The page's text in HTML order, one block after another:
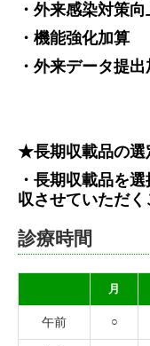
・外来感染対策
・機能強化加算
・外来データ提
★長期収載品の選
・長期収載品を
収させていただく
診療時間
月
午前 ○